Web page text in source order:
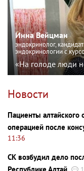
Инна Вейцман
эндокринолог,
эндокринологии с
«На голоде люди
Новости
Пациенты алтайского
операцией после
11:36
СК возбудил дело
Республике Алтай